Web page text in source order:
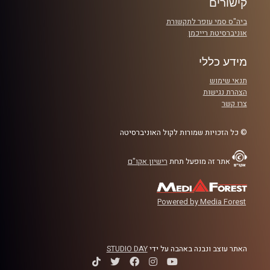
קישורים
ביה"ס סמי עופר לתקשורת
אוניברסיטת רייכמן
מידע כללי
תנאי שימוש
הצהרת נגישות
צרו קשר
© כל הזכויות שמורות לקול האוניברסיטה
אתר זה מופעל תחת רישיון אקו"ם
Powered by Media Forest
האתר עוצב ונבנה באהבה על ידיSTUDIO DAY